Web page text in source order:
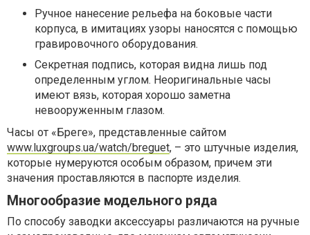
Ручное нанесение рельефа на боковые части
корпуса, в имитациях узоры наносятся с помощью
гравировочного оборудования.
Секретная подпись, которая видна лишь под
определенным углом. Неоригинальные часы
имеют вязь, которая хорошо заметна
невооруженным глазом.
Часы от «Бреге», представленные сайтом
www.luxgroups.ua/watch/breguet, – это штучные изделия,
которые нумеруются особым образом, причем эти
значения проставляются в паспорте изделия.
Многообразие модельного ряда
По способу заводки аксессуары различаются на ручные